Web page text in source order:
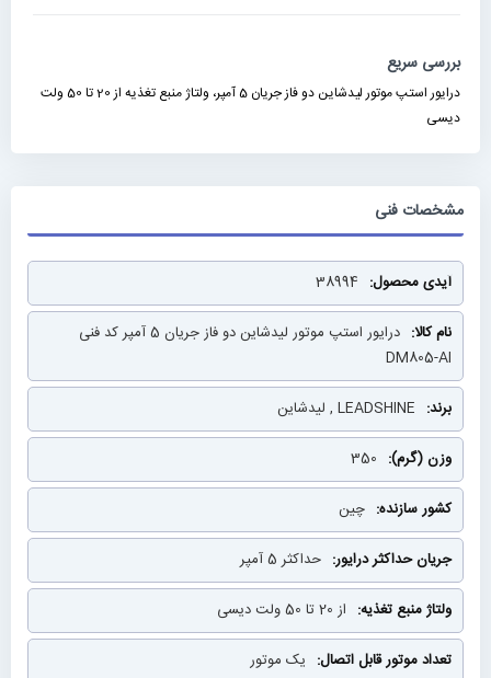
بررسی سریع
درایور استپ موتور لیدشاین دو فاز جریان 5 آمپر، ولتاژ منبع تغذیه از 20 تا 50 ولت
دیسی
مشخصات فنی
مشخصات
فنی
38994
درایور استپ موتور لیدشاین دو فاز جریان 5 آمپر کد فنی
DM805-AI
LEADSHINE , لیدشاین
350
چین
حداکثر 5 آمپر
از 20 تا 50 ولت دیسی
یک موتور